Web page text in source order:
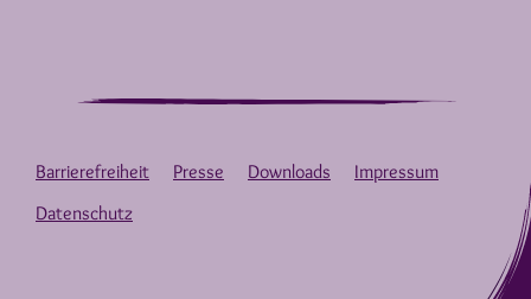
Barrierefreiheit Presse Downloads
Impressum
Datenschutz